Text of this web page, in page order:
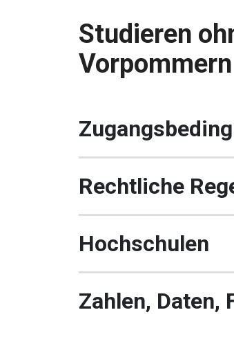
Studieren
Vorpommern
Rechtliche
Hochschulen
Zahlen, Daten,